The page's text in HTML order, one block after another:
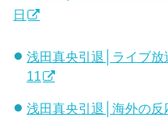
日
浅田真央引退│ライブ
11
浅田真央引退│海外の反